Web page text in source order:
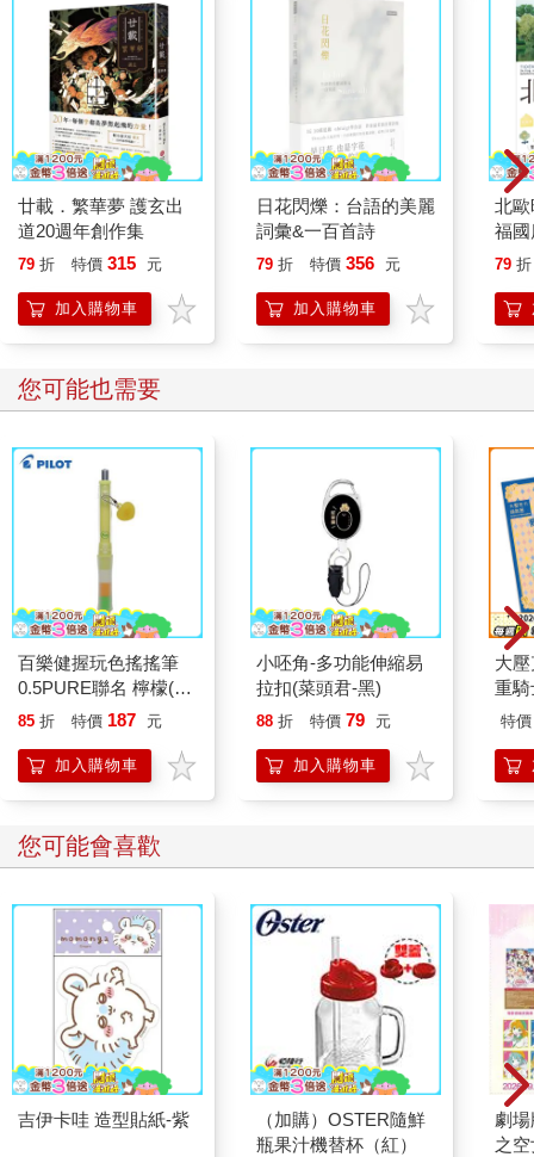
廿載．繁華夢 護玄出
道20週年創作集
79 折 特價 315 元
加入購物車
日花閃爍：台語的美麗
詞彙&一百首詩
79 折 特價 356 元
加入購物車
北
福
79 折
您可能也需要
百樂健握玩色搖搖筆
0.5PURE聯名 檸檬(限
量)
85 折 特價 187 元
加入購物車
小呸角-多功能伸縮易
拉扣(菜頭君-黑)
88 折 特價 79 元
加入購物車
大
重
特價
您可能會喜歡
吉伊卡哇 造型貼紙-紫
（加購）OSTER隨鮮
瓶果汁機替杯（紅）
劇
之